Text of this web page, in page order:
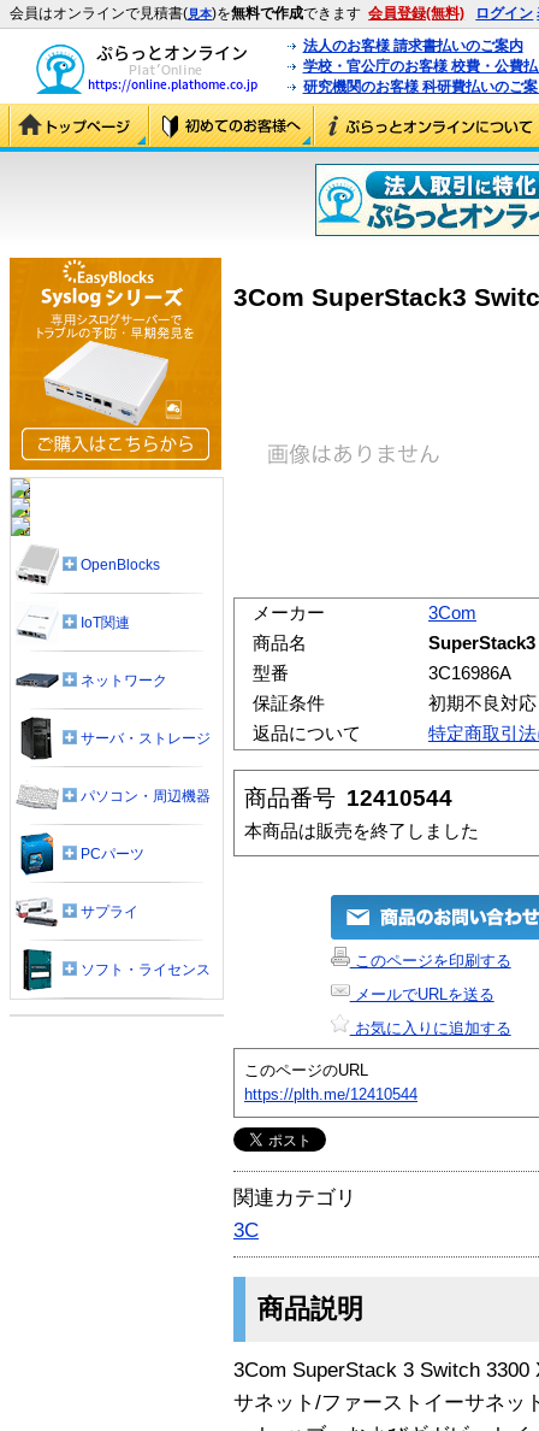
会員はオンラインで見積書(見本)を無料で作成できます 会員登録(無料) ログイン
法人のお客様 請求書払いのご案内
学校・官公庁のお客様 校費・公費
研究機関のお客様 科研費払いのご
3Com SuperStack3
メーカー
3Com
商品名
型番
3C16986A
保証条件
初期不良対
返品について
特定商取引
商品番号 12410544
本商品は販売を終了しました
このページを印刷する
メールでURLを送る
お気に入りに追加する
このページのURL
https://plth.me/12410544
関連カテゴリ
3C
商品説明
3Com SuperStack 3 Switch
サネット/ファーストイーサネッ
OpenBlocks
IoT関連
ネットワーク
サーバ・ストレージ
パソコン・周辺機器
PCパーツ
サプライ
ソフト・ライセンス